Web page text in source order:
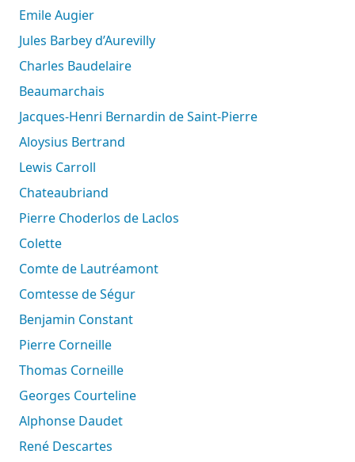
Emile Augier
Jules Barbey d’Aurevilly
Charles Baudelaire
Beaumarchais
Jacques-Henri Bernardin de Saint-Pierre
Aloysius Bertrand
Lewis Carroll
Chateaubriand
Pierre Choderlos de Laclos
Colette
Comte de Lautréamont
Comtesse de Ségur
Benjamin Constant
Pierre Corneille
Thomas Corneille
Georges Courteline
Alphonse Daudet
René Descartes